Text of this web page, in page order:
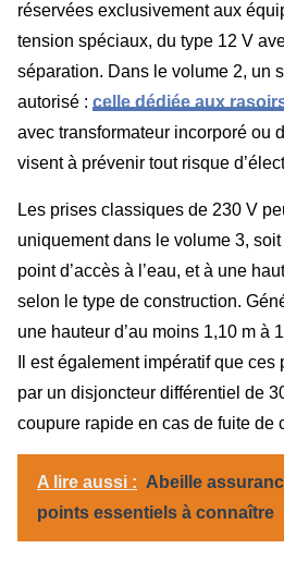
réservées exclusivement aux
tension spéciaux, du type 12 V
séparation. Dans le volume 2, un
autorisé : celle dédiée aux
avec transformateur incorporé ou
visent à prévenir tout risque
Les prises classiques de 230 V
uniquement dans le volume 3,
point d’accès à l’eau, et à une
selon le type de construction.
une hauteur d’au moins 1,10 m à
Il est également impératif que
par un disjoncteur différentiel de
coupure rapide en cas de fuite de
A lire aussi : Abeille
points essentiels à connaître